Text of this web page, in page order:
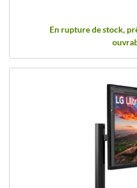
En rupture de stock,